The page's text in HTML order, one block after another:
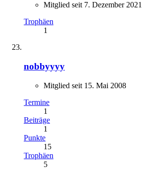
Mitglied seit 7. Dezember 2021
Trophäen
1
nobbyyyy
Mitglied seit 15. Mai 2008
Termine
1
Beiträge
1
Punkte
15
Trophäen
5